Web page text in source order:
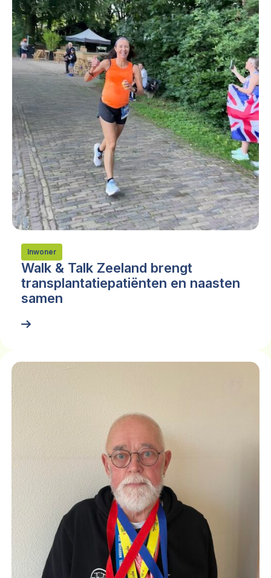
Inwoner
Walk & Talk Zeeland brengt
transplantatiepatiënten en naasten
samen